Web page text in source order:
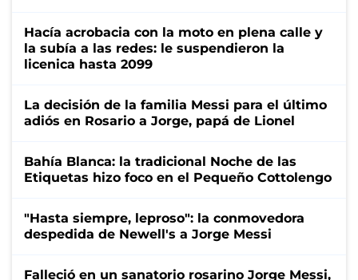
Hacía acrobacia con la moto en plena calle y
la subía a las redes: le suspendieron la
licenica hasta 2099
La decisión de la familia Messi para el último
adiós en Rosario a Jorge, papá de Lionel
Bahía Blanca: la tradicional Noche de las
Etiquetas hizo foco en el Pequeño Cottolengo
"Hasta siempre, leproso": la conmovedora
despedida de Newell's a Jorge Messi
Falleció en un sanatorio rosarino Jorge Messi,